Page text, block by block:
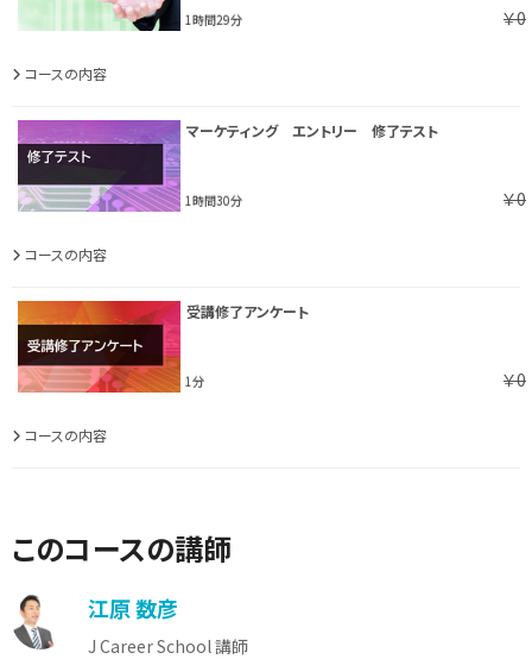
1時間29分 ￥0
コースの内容
マーケティング エントリー 修了テスト
1時間30分 ￥0
コースの内容
受講修了アンケート
1分 ￥0
コースの内容
このコースの講師
江原 数彦
J Career School 講師